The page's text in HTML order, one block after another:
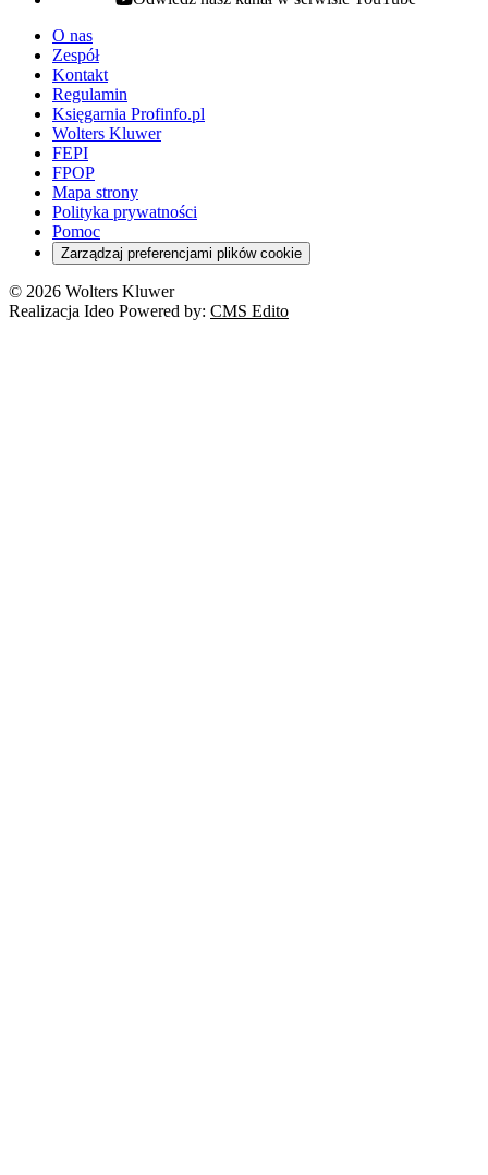
youtube - otwiera się w nowej karcie
O nas
Zespół
Kontakt
Regulamin
Księgarnia Profinfo.pl
Wolters Kluwer
FEPI
FPOP
Mapa strony
Polityka prywatności
Pomoc
Zarządzaj preferencjami plików cookie
© 2026 Wolters Kluwer
Realizacja Ideo Powered by: CMS Edito